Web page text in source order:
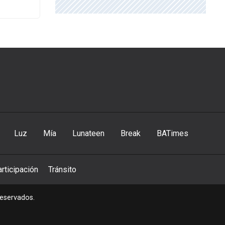
Luz Mía Lunateen Break BATimes
Tránsito